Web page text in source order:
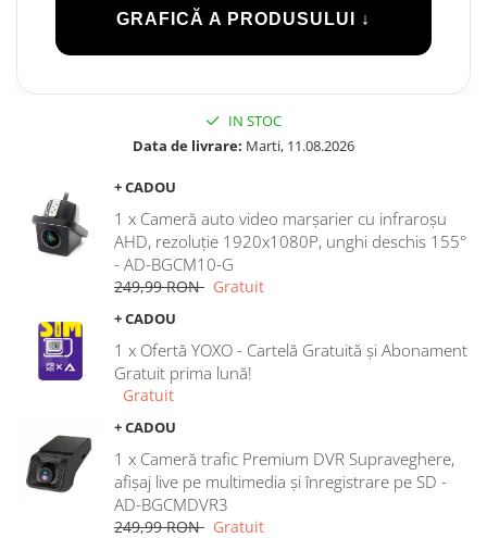
GRAFICĂ A PRODUSULUI ↓
IN STOC
Data de livrare: Marti, 11.08.2026
+ CADOU
1 x Cameră auto video marșarier cu infraroșu
AHD, rezoluție 1920x1080P, unghi deschis 155°
- AD-BGCM10-G
249,99 RON Gratuit
+ CADOU
1 x Ofertă YOXO - Cartelă Gratuită și Abonament
Gratuit prima lună!
Gratuit
+ CADOU
1 x Cameră trafic Premium DVR Supraveghere,
afișaj live pe multimedia și înregistrare pe SD -
AD-BGCMDVR3
249,99 RON Gratuit